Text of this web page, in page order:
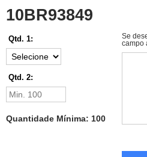
10BR93849
Qtd. 1:
Qtd. 2:
Quantidade Mínima: 100
Se
campo